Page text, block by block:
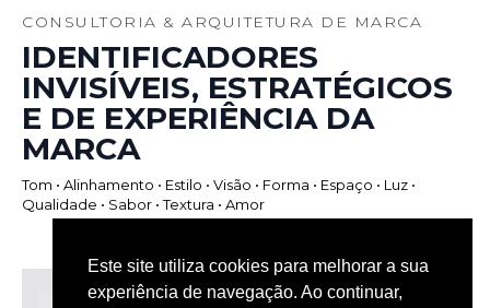
CONSULTORIA & ARQUITETURA DE MARCA
IDENTIFICADORES
INVISÍVEIS, ESTRATÉGICOS
E DE EXPERIÊNCIA DA
MARCA
Tom • Alinhamento • Estilo • Visão • Forma • Espaço • Luz •
Qualidade • Sabor • Textura • Amor
Este site utiliza cookies para melhorar a sua
experiência de navegação. Ao continuar,